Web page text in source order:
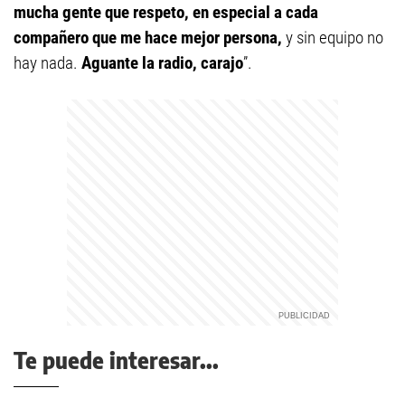
mucha gente que respeto, en especial a cada
compañero que me hace mejor persona, y sin equipo no
hay nada. Aguante la radio, carajo”.
Te puede interesar...